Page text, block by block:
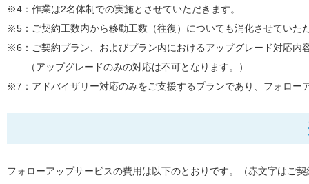
※4：作業は2名体制での実施とさせていただきます。
※5：ご契約工数内から移動工数（往復）についても消化させていた
※6：ご契約プラン、およびプラン内におけるアップグレード対応内
（アップグレードのみの対応は不可となります。）
※7：アドバイザリー対応のみをご支援するプランであり、フォロー
フォローアップサービスの費用は以下のとおりです。（赤文字はご